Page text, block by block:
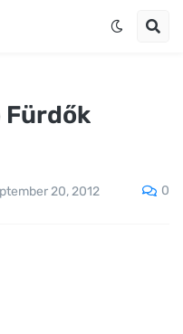
Fürdők
20, 2012 0